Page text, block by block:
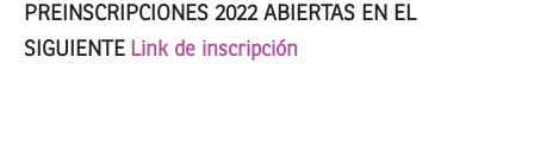
PREINSCRIPCIONES 2022 ABIERTAS EN EL
SIGUIENTE Link de inscripción